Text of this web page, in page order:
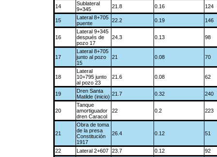
14
Sublateral
9+345
21.8 0.16 124
15
Lateral 8+705
puente
22.2 0.19 146
16
Lateral 9+345
después de
pozo 17
24.3 0.13 98
17
Lateral 8+705
junto al pozo
15
21 0.08 70
18
Lateral
10+795 junto
al pozo 23
21.6 0.08 62
19
Dren Santa
Matilde (inicio) 21.7 0.32 240
20
Tanque
amortiguador
dren Caracol
22 0.2 223
21
Obra de toma
de la presa
Constitución
1917
26.4 0.12 51
22 Lateral 2+607 23.7 0.12
92